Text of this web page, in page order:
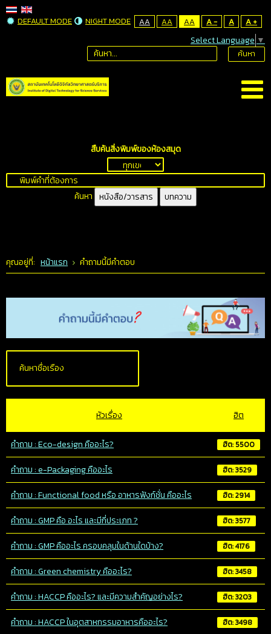
DEFAULT MODE NIGHT MODE AA AA AA A - A A +
Select Language ▼
ค้นหา
สืบค้นสิ่งพิมพ์ของห้องสมุด
ค้นหา หนังสือ/วารสาร บทความ
คุณอยู่ที่: หน้าแรก คำถามนี้มีคำตอบ
หัวเรื่อง ฮิต
คำถาม : Eco-design คืออะไร? ฮิต: 5500
คำถาม : e-Packaging คืออะไร ฮิต: 3529
คำถาม : Functional food หรือ อาหารฟังก์ชั่น คืออะไร ฮิต: 2914
คำถาม : GMP คือ อะไร และมีกี่ประเภท ? ฮิต: 3577
คำถาม : GMP คืออะไร ครอบคลุมในด้านใดบ้าง? ฮิต: 4176
คำถาม : Green chemistry คืออะไร? ฮิต: 3458
คำถาม : HACCP คืออะไร? และมีความสำคัญอย่างไร? ฮิต: 3203
คำถาม : HACCP ในอุตสาหกรรมอาหารคืออะไร? ฮิต: 3498